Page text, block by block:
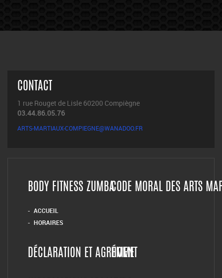
CONTACT
1 rue Rouget de Lisle 60200 Compiègne
03.44.86.05.76
ARTS-MARTIAUX-COMPIEGNE@WANADOO.FR
BODY FITNESS ZUMBA
ACCUEIL
HORAIRES
CODE MORAL DES ARTS
DÉCLARATION ET AGRÉMENT
HOME